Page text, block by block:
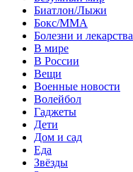
Биатлон/Лыжи
Бокс/MMA
Болезни и лекарства
В мире
В России
Вещи
Военные новости
Волейбол
Гаджеты
Дети
Дом и сад
Еда
Звёзды